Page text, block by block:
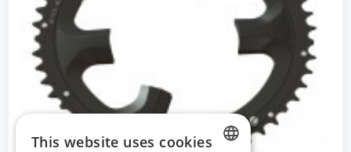
This website uses cookies